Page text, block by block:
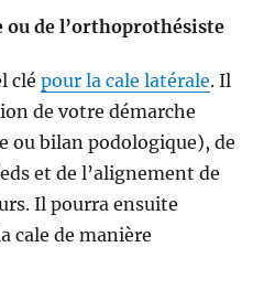
ou de l’orthoprothésiste
clépour la cale latérale. Il
de votre démarche
ou bilan podologique), de
et de l’alignement de
Il pourra ensuite
cale de manière